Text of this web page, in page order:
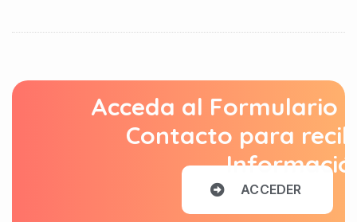
Acceda al Formulario
Contacto para
ACCEDER